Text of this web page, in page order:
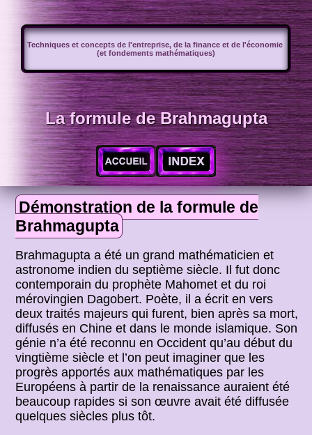
Techniques et concepts de l'entreprise, de la finance et de l'économie
(et fondements mathématiques)
La formule de Brahmagupta
Démonstration de la formule de
Brahmagupta
Brahmagupta a été un grand mathématicien et
astronome indien du septième siècle. Il fut donc
contemporain du prophète Mahomet et du roi
mérovingien Dagobert. Poète, il a écrit en vers
deux traités majeurs qui furent, bien après sa mort,
diffusés en Chine et dans le monde islamique. Son
génie n’a été reconnu en Occident qu’au début du
vingtième siècle et l’on peut imaginer que les
progrès apportés aux mathématiques par les
Européens à partir de la renaissance auraient été
beaucoup rapides si son œuvre avait été diffusée
quelques siècles plus tôt.